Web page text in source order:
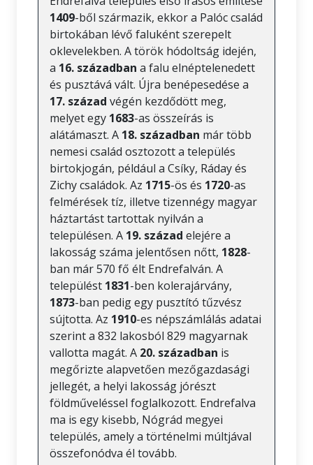
1409-ből származik, ekkor a Palóc család
birtokában lévő faluként szerepelt
oklevelekben. A török hódoltság idején,
a 16. században a falu elnéptelenedett
és pusztává vált. Újra benépesedése a
17. század végén kezdődött meg,
melyet egy 1683-as összeírás is
alátámaszt. A 18. században már több
nemesi család osztozott a település
birtokjogán, például a Csíky, Ráday és
Zichy családok. Az 1715-ös és 1720-as
felmérések tíz, illetve tizennégy magyar
háztartást tartottak nyilván a
településen. A 19. század elejére a
lakosság száma jelentősen nőtt, 1828-
ban már 570 fő élt Endrefalván. A
települést 1831-ben kolerajárvány,
1873-ban pedig egy pusztító tűzvész
sújtotta. Az 1910-es népszámlálás adatai
szerint a 832 lakosból 829 magyarnak
vallotta magát. A 20. században is
megőrizte alapvetően mezőgazdasági
jellegét, a helyi lakosság jórészt
földműveléssel foglalkozott. Endrefalva
ma is egy kisebb, Nógrád megyei
település, amely a történelmi múltjával
összefonódva él tovább.